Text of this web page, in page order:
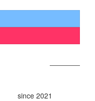
since 2021